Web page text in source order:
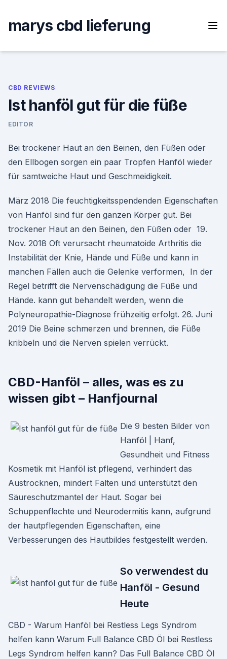
content
marys cbd lieferung
CBD REVIEWS
Ist hanföl gut für die füße
EDITOR
Bei trockener Haut an den Beinen, den Füßen oder
den Ellbogen sorgen ein paar Tropfen Hanföl wieder
für samtweiche Haut und Geschmeidigkeit.
März 2018 Die feuchtigkeitsspendenden Eigenschaften
von Hanföl sind für den ganzen Körper gut. Bei
trockener Haut an den Beinen, den Füßen oder 19.
Nov. 2018 Oft verursacht rheumatoide Arthritis die
Instabilität der Knie, Hände und Füße und kann in
manchen Fällen auch die Gelenke verformen, In der
Regel betrifft die Nervenschädigung die Füße und
Hände. kann gut behandelt werden, wenn die
Polyneuropathie-Diagnose frühzeitig erfolgt. 26. Juni
2019 Die Beine schmerzen und brennen, die Füße
kribbeln und die Nerven spielen verrückt.
CBD-Hanföl – alles, was es zu
wissen gibt – Hanfjournal
Die 9 besten Bilder von
Hanföl | Hanf,
Gesundheit und Fitness
Kosmetik mit Hanföl ist pflegend, verhindert das
Austrocknen, mindert Falten und unterstützt den
Säureschutzmantel der Haut. Sogar bei
Schuppenflechte und Neurodermitis kann, aufgrund
der hautpflegenden Eigenschaften, eine
Verbesserungen des Hautbildes festgestellt werden.
So verwendest du
Hanföl - Gesund
Heute
CBD - Warum Hanföl bei Restless Legs Syndrom
helfen kann Warum Full Balance CBD Öl bei Restless
Legs Syndrom helfen kann? Das Full Balance CBD Öl